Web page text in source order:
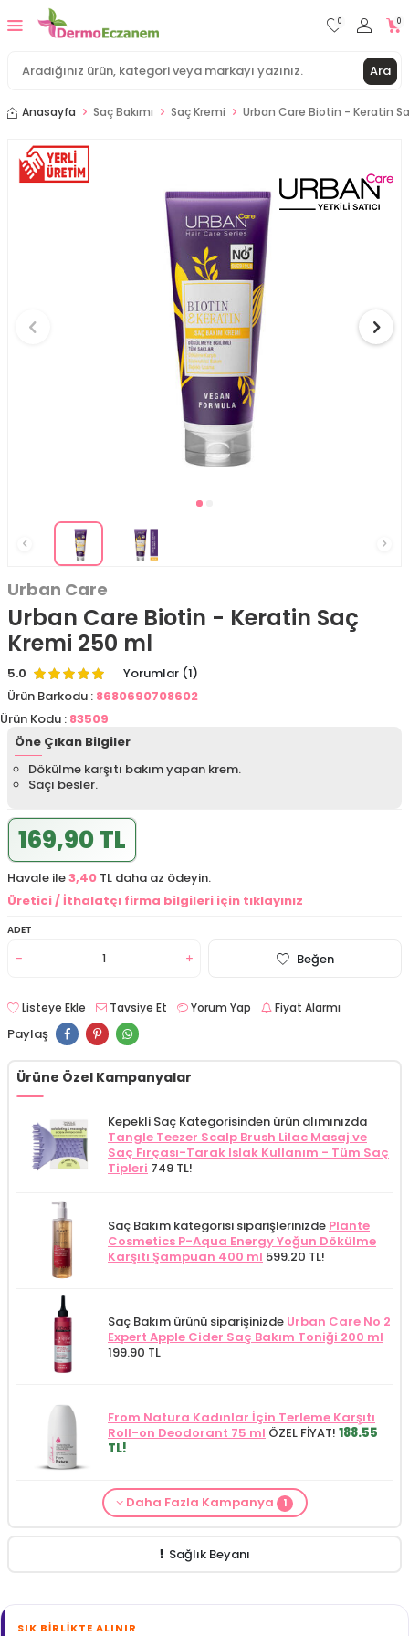
Ara
0 0
Anasayfa Saç Bakımı Saç Kremi Urban Care Biotin - Keratin
Urban Care
Urban Care Biotin - Keratin Saç
Kremi 250 ml
5.0
Yorumlar (1)
Ürün Barkodu : 8680690708602
Ürün Kodu : 83509
Öne Çıkan Bilgiler
Dökülme karşıtı bakım yapan krem.
Saçı besler.
169,90 TL
Havale ile3,40 TL daha az ödeyin.
Üretici / İthalatçı firma bilgileri için tıklayınız
ADET
Beğen
Listeye Ekle Tavsiye Et Yorum Yap Fiyat Alarmı
Paylaş
Ürüne Özel Kampanyalar
Kepekli Saç Kategorisinden ürün alımınızda
Tangle Teezer Scalp Brush Lilac Masaj ve
Saç Fırçası-Tarak Islak Kullanım - Tüm Saç
Tipleri 749 TL!
Saç Bakım kategorisi siparişlerinizde Plante
Cosmetics P-Aqua Energy Yoğun Dökülme
Karşıtı Şampuan 400 ml 599.20 TL!
Saç Bakım ürünü siparişinizde Urban Care No 2
Expert Apple Cider Saç Bakım Toniği 200 ml
199.90 TL
From Natura Kadınlar İçin Terleme Karşıtı
Roll-on Deodorant 75 ml ÖZEL FİYAT! 188.55
TL!
Saç Bakım Kategorisine Özel Fiyat
Daha Fazla Kampanya 1
Sağlık Beyanı
SIK BIRLIKTE ALINIR